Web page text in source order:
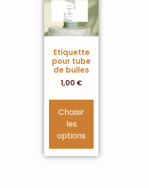
Etiquette
pour tube
de bulles
1,00 €
Choisir
les
options